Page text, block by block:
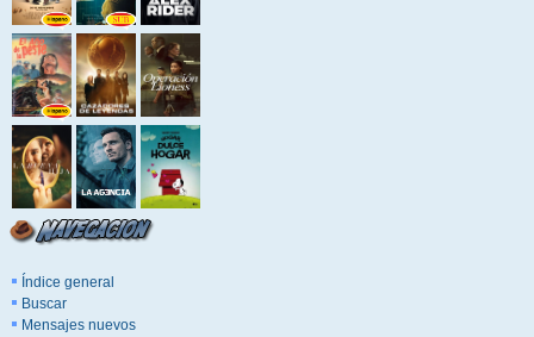
Índice general
Buscar
Mensajes nuevos